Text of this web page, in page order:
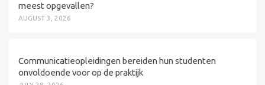
meest opgevallen?
AUGUST 3, 2026
Communicatieopleidingen bereiden hun studenten
onvoldoende voor op de praktijk